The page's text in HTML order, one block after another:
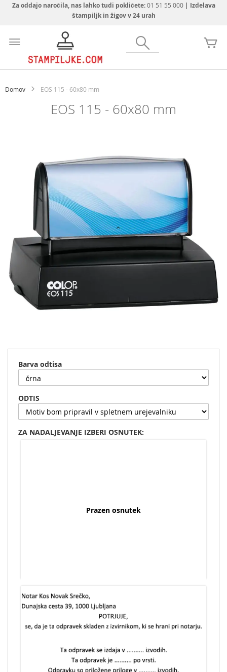
Za oddajo naročila, nas lahko tudi pokličete:01 51 55 000| Izdelava
štampiljk in žigov v 24 urah
vsebino
Domov EOS 115 - 60x80 mm
EOS 115 - 60x80 mm
začetek
galerije
Barva odtisa
ODTIS
ZA NADALJEVANJE IZBERI OSNUTEK:
Prazen osnutek